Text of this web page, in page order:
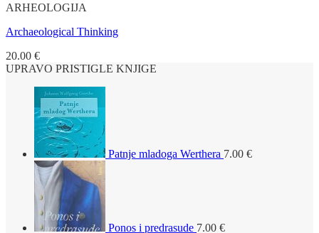
ARHEOLOGIJA
Archaeological Thinking
20.00 €
UPRAVO PRISTIGLE KNJIGE
Patnje mladoga Werthera 7.00 €
Ponos i predrasude 7.00 €